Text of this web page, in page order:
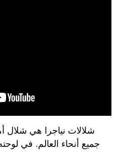
شلالات نياجرا هي
جميع أنحاء العالم. في